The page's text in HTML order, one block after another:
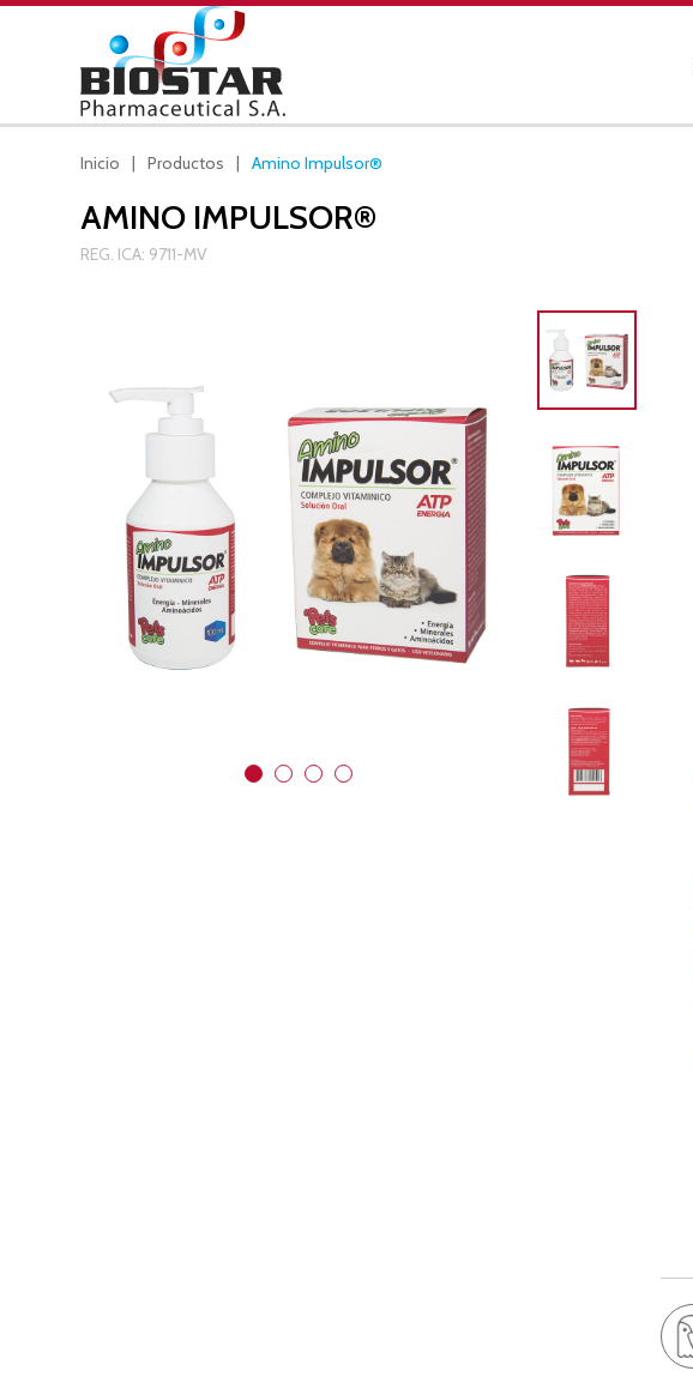
Skip
Inicio Productos Amino Impulsor®
AMINO IMPULSOR®
REG. ICA: 9711-MV